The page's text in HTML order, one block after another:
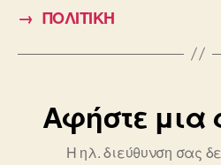
o
o
→ ΠΟΛΙΤΙΚΗ
Αφήστε μια
Η ηλ. διεύθυνση σας